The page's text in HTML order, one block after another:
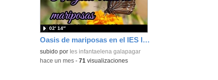
Oasis de mariposas en el IES Infanta Elena
subido por Ies infantaelena galapagar
02′ 14″
-hace un mes -71 visualizaciones